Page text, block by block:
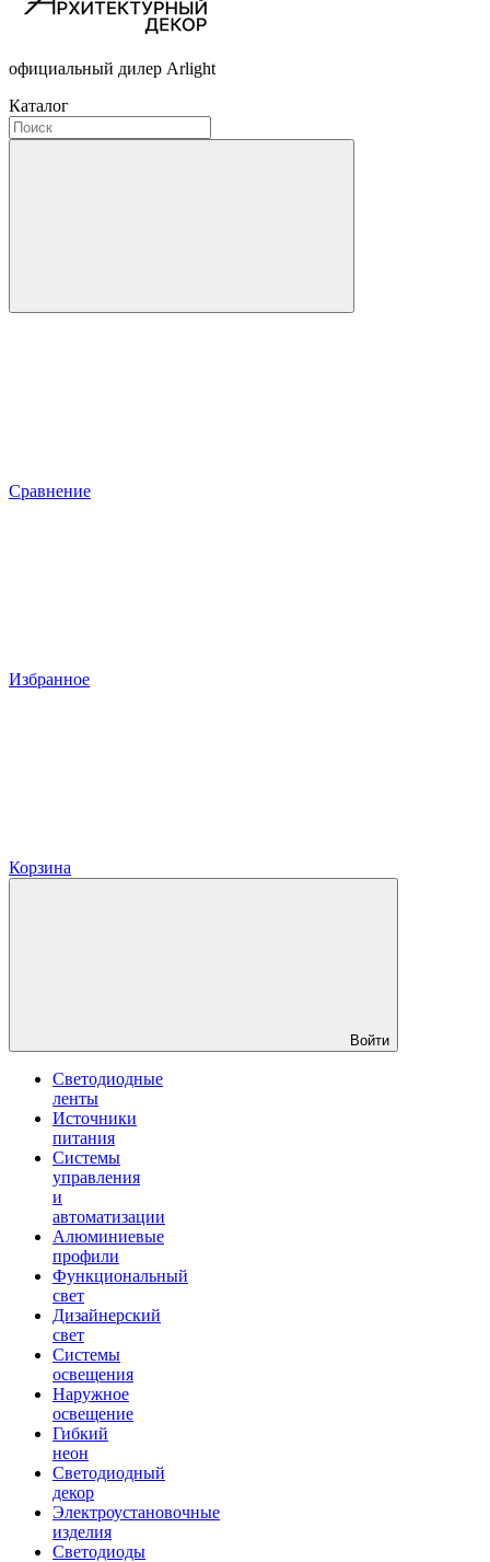
официальный дилер Arlight
Каталог
Сравнение
Избранное
Корзина
Войти
Светодиодные
ленты
Источники
питания
Системы
управления
и
автоматизации
Алюминиевые
профили
Функциональный
свет
Дизайнерский
свет
Системы
освещения
Наружное
освещение
Гибкий
неон
Светодиодный
декор
Электроустановочные
изделия
Светодиоды